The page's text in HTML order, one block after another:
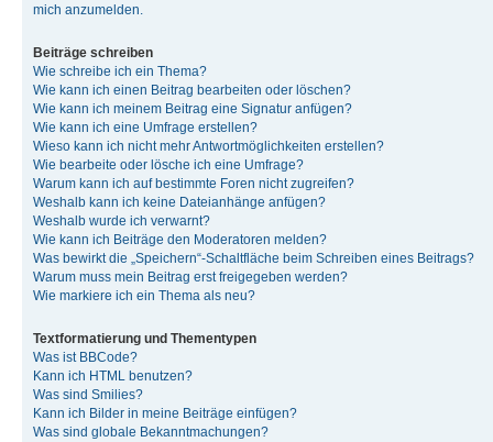
mich anzumelden.
Beiträge schreiben
Wie schreibe ich ein Thema?
Wie kann ich einen Beitrag bearbeiten oder löschen?
Wie kann ich meinem Beitrag eine Signatur anfügen?
Wie kann ich eine Umfrage erstellen?
Wieso kann ich nicht mehr Antwortmöglichkeiten erstellen?
Wie bearbeite oder lösche ich eine Umfrage?
Warum kann ich auf bestimmte Foren nicht zugreifen?
Weshalb kann ich keine Dateianhänge anfügen?
Weshalb wurde ich verwarnt?
Wie kann ich Beiträge den Moderatoren melden?
Was bewirkt die „Speichern“-Schaltfläche beim Schreiben eines Beitrags?
Warum muss mein Beitrag erst freigegeben werden?
Wie markiere ich ein Thema als neu?
Textformatierung und Thementypen
Was ist BBCode?
Kann ich HTML benutzen?
Was sind Smilies?
Kann ich Bilder in meine Beiträge einfügen?
Was sind globale Bekanntmachungen?